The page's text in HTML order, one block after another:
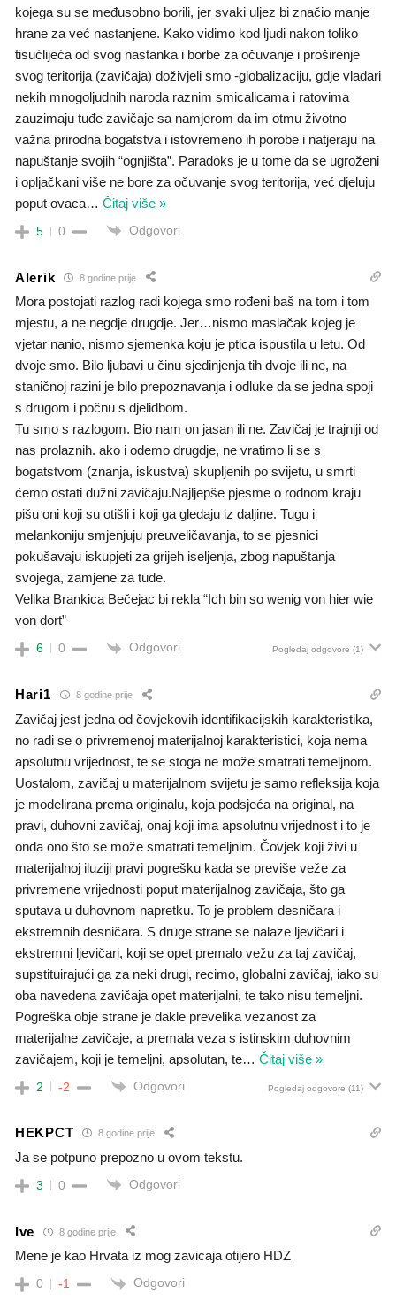
kojega su se međusobno borili, jer svaki uljez bi značio manje
hrane za već nastanjene. Kako vidimo kod ljudi nakon toliko
tisućlijeća od svog nastanka i borbe za očuvanje i proširenje
svog teritorija (zavičaja) doživjeli smo -globalizaciju, gdje vladari
nekih mnogoljudnih naroda raznim smicalicama i ratovima
zauzimaju tuđe zavičaje sa namjerom da im otmu životno
važna prirodna bogatstva i istovremeno ih porobe i natjeraju na
napuštanje svojih “ognjišta”. Paradoks je u tome da se ugroženi
i opljačkani više ne bore za očuvanje svog teritorija, već djeluju
poput ovaca… Čitaj više »
5 0 Odgovori
Alerik 8 godine prije
Mora postojati razlog radi kojega smo rođeni baš na tom i tom
mjestu, a ne negdje drugdje. Jer…nismo maslačak kojeg je
vjetar nanio, nismo sjemenka koju je ptica ispustila u letu. Od
dvoje smo. Bilo ljubavi u činu sjedinjenja tih dvoje ili ne, na
staničnoj razini je bilo prepoznavanja i odluke da se jedna spoji
s drugom i počnu s djelidbom.
Tu smo s razlogom. Bio nam on jasan ili ne. Zavičaj je trajniji od
nas prolaznih. ako i odemo drugdje, ne vratimo li se s
bogatstvom (znanja, iskustva) skupljenih po svijetu, u smrti
ćemo ostati dužni zavičaju.Najljepše pjesme o rodnom kraju
pišu oni koji su otišli i koji ga gledaju iz daljine. Tugu i
melankoniju smjenjuju preuveličavanja, to se pjesnici
pokušavaju iskupjeti za grijeh iseljenja, zbog napuštanja
svojega, zamjene za tuđe.
Velika Brankica Bečejac bi rekla “Ich bin so wenig von hier wie
von dort”
6 0 Odgovori Pogledaj odgovore (1)
Hari1 8 godine prije
Zavičaj jest jedna od čovjekovih identifikacijskih karakteristika,
no radi se o privremenoj materijalnoj karakteristici, koja nema
apsolutnu vrijednost, te se stoga ne može smatrati temeljnom.
Uostalom, zavičaj u materijalnom svijetu je samo refleksija koja
je modelirana prema originalu, koja podsjeća na original, na
pravi, duhovni zavičaj, onaj koji ima apsolutnu vrijednost i to je
onda ono što se može smatrati temeljnim. Čovjek koji živi u
materijalnoj iluziji pravi pogrešku kada se previše veže za
privremene vrijednosti poput materijalnog zavičaja, što ga
sputava u duhovnom napretku. To je problem desničara i
ekstremnih desničara. S druge strane se nalaze ljevičari i
ekstremni ljevičari, koji se opet premalo vežu za taj zavičaj,
supstituirajući ga za neki drugi, recimo, globalni zavičaj, iako su
oba navedena zavičaja opet materijalni, te tako nisu temeljni.
Pogreška obje strane je dakle prevelika vezanost za
materijalne zavičaje, a premala veza s istinskim duhovnim
zavičajem, koji je temeljni, apsolutan, te… Čitaj više »
2 -2 Odgovori Pogledaj odgovore (11)
HEKPCT 8 godine prije
Ja se potpuno prepozno u ovom tekstu.
3 0 Odgovori
Ive 8 godine prije
Mene je kao Hrvata iz mog zavicaja otijero HDZ
0 -1 Odgovori